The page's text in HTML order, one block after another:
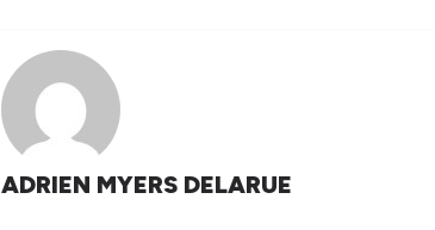
ADRIEN MYERS DELARUE